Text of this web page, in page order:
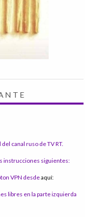
canal ruso de TV RT.
instrucciones siguientes:
VPN desdeaquí:
libres en la parte izquierda